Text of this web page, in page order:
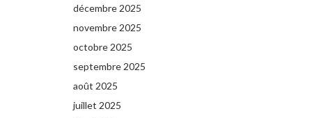
décembre 2025
novembre 2025
octobre 2025
septembre 2025
août 2025
juillet 2025